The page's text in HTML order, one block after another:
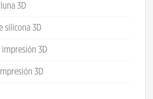
3D
silicona 3D
impresión 3D
3D